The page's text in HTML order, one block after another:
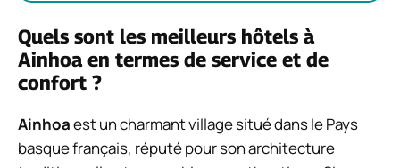
Quels sont les meilleurs hôtels à
Ainhoa en termes de service et de
confort ?
Ainhoaest un charmant village situé dans le Pays
basque français, réputé pour son architecture